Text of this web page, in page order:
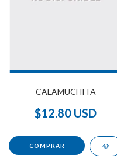
CALAMUCHITA
$12.80 USD